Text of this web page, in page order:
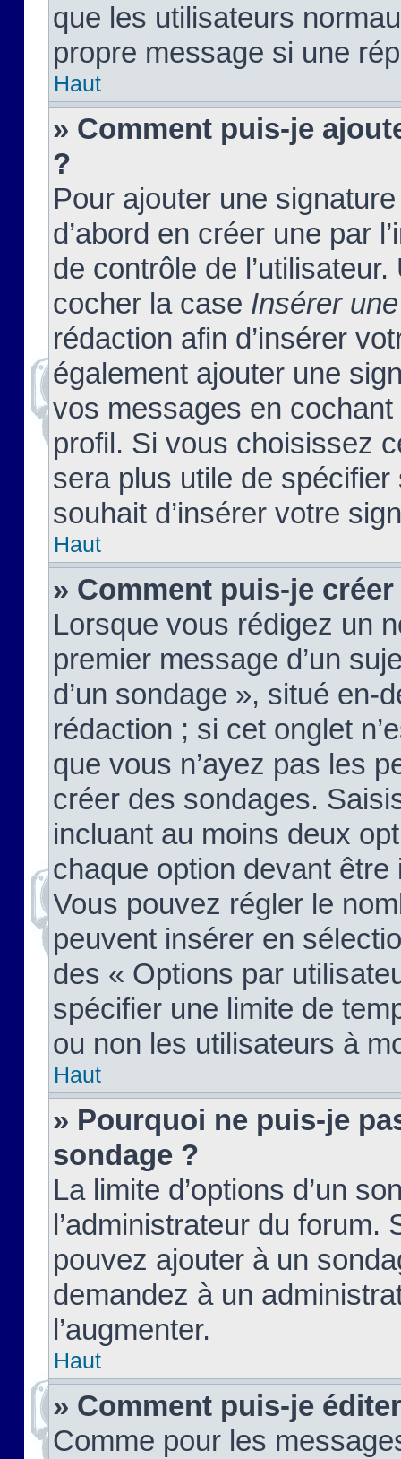
que les utilisateurs
propre message si une
Haut
» Comment puis-je
?
Pour ajouter une
d’abord en créer une par
de contrôle de
cocher la case Insérer
rédaction afin d’insérer
également ajouter une
vos messages en
profil. Si vous choisissez
sera plus utile de
souhait d’insérer votre
Haut
» Comment puis-je
Lorsque vous rédigez un
premier message d’un
d’un sondage », situé en-
rédaction ; si cet onglet
que vous n’ayez pas les
créer des sondages.
incluant au moins deux
chaque option devant
Vous pouvez régler le
peuvent insérer en
des « Options par
spécifier une limite de
ou non les utilisateurs à
Haut
» Pourquoi ne puis-je
sondage ?
La limite d’options d’un
l’administrateur du forum.
pouvez ajouter à un
demandez à un
l’augmenter.
Haut
» Comment puis-je
Comme pour les